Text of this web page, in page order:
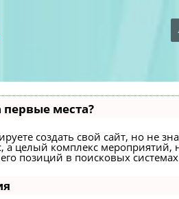
первые места?
создать свой сайт, но не
а целый комплекс
позиций в поисковых